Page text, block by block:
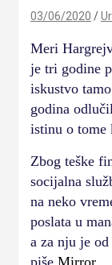
03/06/2020
Meri
je tri godine
iskustvo
godina
istinu o tome
Zbog teške
socijalna
na neko
poslata u
a za nju je
piše Mirror.